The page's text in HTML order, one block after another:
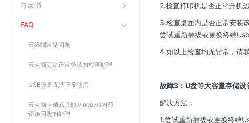
白皮书
FAQ
云终端常见问题
云电脑无法正常登录的检查处理
USB设备无法正常使用
云电脑卡顿或其他windows内部
错误问题的处理
云堡垒机
高防IP(KAD)
密钥管理服务
SSL证书管理
2.检查打印机是否正常开机运
3.检查桌面内是否正常安装
尝试重新插拔或更换终端Usb
4.如以上检查均无异常，请
故障3：U盘等大容量存储设
解决方法：
1.尝试重新插拔或更换终端